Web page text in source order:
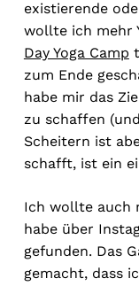
existierende
wollte ich mehr
Day Yoga Camp
zum Ende
habe mir das
zu schaffen
Scheitern ist
schafft, ist ein
Ich wollte auch
habe über
gefunden. Das
gemacht, dass